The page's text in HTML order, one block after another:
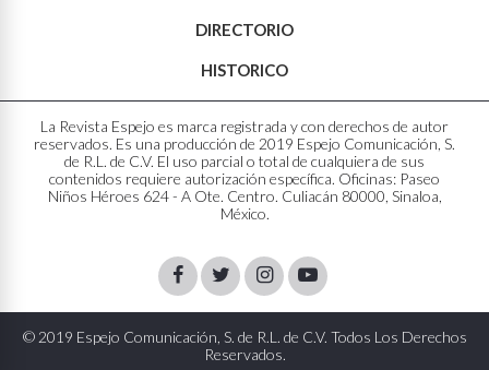
DIRECTORIO
HISTORICO
La Revista Espejo es marca registrada y con derechos de autor
reservados. Es una producción de 2019 Espejo Comunicación, S.
de R.L. de C.V. El uso parcial o total de cualquiera de sus
contenidos requiere autorización específica. Oficinas: Paseo
Niños Héroes 624 - A Ote. Centro. Culiacán 80000, Sinaloa,
México.
FacebookTwitterInstagram
Youtube
© 2019 Espejo Comunicación, S. de R.L. de C.V. Todos Los Derechos
Reservados.